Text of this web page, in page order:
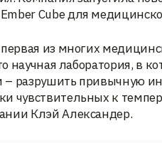
Cube для
первая из многих
научная лаборатория, в
разрушить привычную
чувствительных к
Клэй Александер.